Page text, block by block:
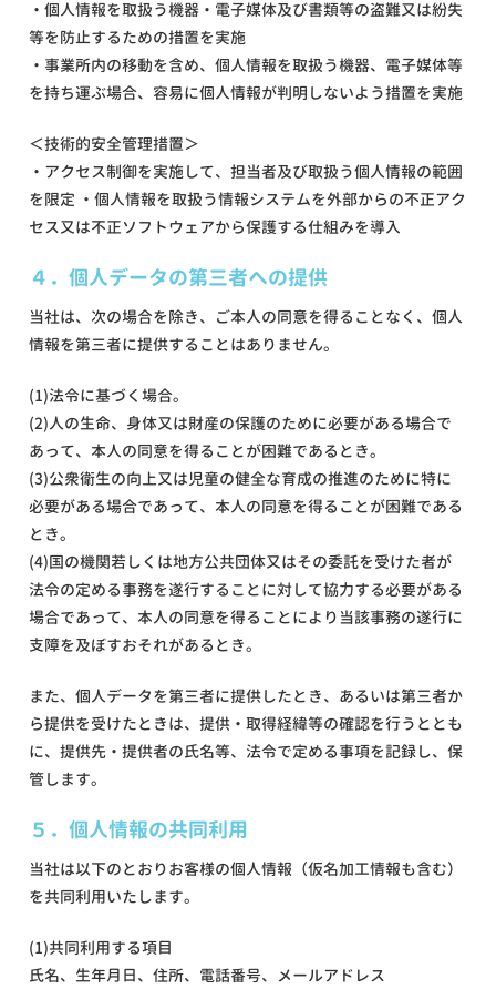
・個人情報を取扱う機器・電子媒体及び書類等の盗難又は紛失
等を防止するための措置を実施
・事業所内の移動を含め、個人情報を取扱う機器、電子媒体等
を持ち運ぶ場合、容易に個人情報が判明しないよう措置を実施
＜技術的安全管理措置＞
・アクセス制御を実施して、担当者及び取扱う個人情報の範囲
を限定 ・個人情報を取扱う情報システムを外部からの不正アク
セス又は不正ソフトウェアから保護する仕組みを導入
４．個人データの第三者への提供
当社は、次の場合を除き、ご本人の同意を得ることなく、個人
情報を第三者に提供することはありません。
(1)法令に基づく場合。
(2)人の生命、身体又は財産の保護のために必要がある場合で
あって、本人の同意を得ることが困難であるとき。
(3)公衆衛生の向上又は児童の健全な育成の推進のために特に
必要がある場合であって、本人の同意を得ることが困難である
とき。
(4)国の機関若しくは地方公共団体又はその委託を受けた者が
法令の定める事務を遂行することに対して協力する必要がある
場合であって、本人の同意を得ることにより当該事務の遂行に
支障を及ぼすおそれがあるとき。
また、個人データを第三者に提供したとき、あるいは第三者か
ら提供を受けたときは、提供・取得経緯等の確認を行うととも
に、提供先・提供者の氏名等、法令で定める事項を記録し、保
管します。
５．個人情報の共同利用
当社は以下のとおりお客様の個人情報（仮名加工情報も含む）
を共同利用いたします。
(1)共同利用する項目
氏名、生年月日、住所、電話番号、メールアドレス